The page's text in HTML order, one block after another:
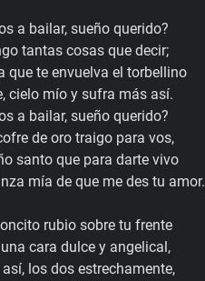
a bailar, sueño querido?
tantas cosas que decir;
que te envuelva el torbellino
cielo mío y sufra más así.
a bailar, sueño querido?
de oro traigo para vos,
santo que para darte vivo
mía de que me des tu amor.
rubio sobre tu frente
cara dulce y angelical,
los dos estrechamente,